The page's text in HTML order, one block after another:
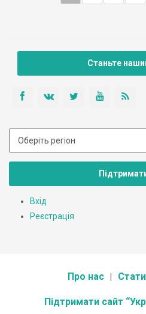
Станьте
Вхід
Реєстрація
Про нас
Підтримати сайт